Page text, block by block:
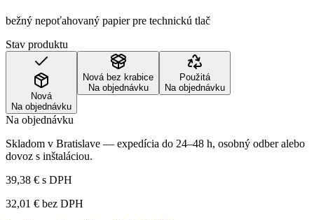
bežný nepoťahovaný papier pre technickú tlač
Stav produktu
Nová
Na objednávku
Nová bez krabice
Na objednávku
Použitá
Na objednávku
Na objednávku
Skladom v Bratislave — expedícia do 24–48 h, osobný odber alebo
dovoz s inštaláciou.
39,38 € s DPH
32,01 € bez DPH